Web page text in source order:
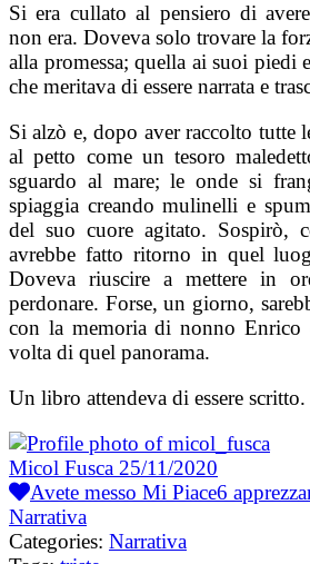
Si era cullato al pensiero di
non era. Doveva solo trovare la
alla promessa; quella ai suoi piedi
che meritava di essere narrata e
Si alzò e, dopo aver raccolto tutte
al petto come un tesoro
sguardo al mare; le onde si
spiaggia creando mulinelli e
del suo cuore agitato. Sospirò,
avrebbe fatto ritorno in quel
Doveva riuscire a mettere in
perdonare. Forse, un giorno,
con la memoria di nonno Enrico
volta di quel panorama.
Un libro attendeva di essere scritto.
Micol Fusca 25/11/2020
Avete messo Mi Piace6
Narrativa
Categories: Narrativa